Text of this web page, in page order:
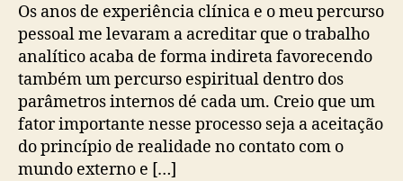
Os anos de experiência clínica e o meu percurso
pessoal me levaram a acreditar que o trabalho
analítico acaba de forma indireta favorecendo
também um percurso espiritual dentro dos
parâmetros internos dé cada um. Creio que um
fator importante nesse processo seja a aceitação
do princípio de realidade no contato com o
mundo externo e […]